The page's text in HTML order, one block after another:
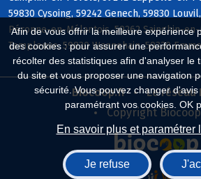
Afin de vous offrir la meilleure expérience
des cookies : pour assurer une
récolter des statistiques afin d'analyser le
du site et vous proposer une navigation
sécurité. Vous pouvez changer
paramétrant vos cookies. OK
En savoir plus et paramétrer
Je refuse
59830 Cysoing, 59242 Genech, 59830
Péronne-en-Mélantois, 59262 Sainghin-
Templeuve, 59830 Wannehain, 59320
Biocoop.fr
Le réseau
Copyright